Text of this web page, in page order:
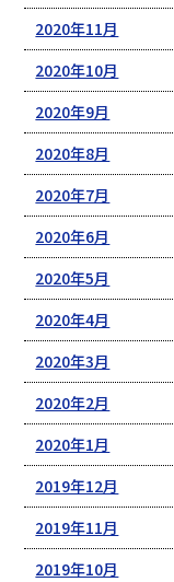
2020年11月
2020年10月
2020年9月
2020年8月
2020年7月
2020年6月
2020年5月
2020年4月
2020年3月
2020年2月
2020年1月
2019年12月
2019年11月
2019年10月